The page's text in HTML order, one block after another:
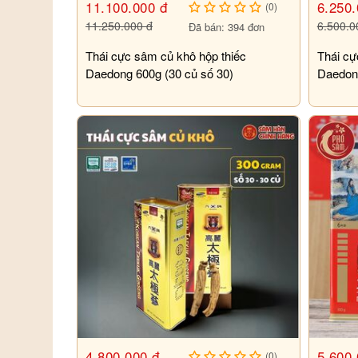
11.100.000 đ
11.250.000 đ
(0)
Đã bán: 394 đơn
Thái cực sâm củ khô hộp thiếc
Daedong 600g (30 củ số 30)
Thái
(0)